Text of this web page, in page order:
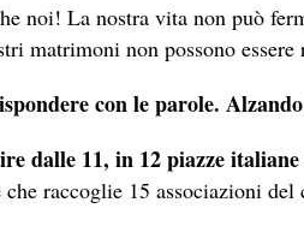
noi! La nostra vita non può
matrimoni non possono
con le parole.
dalle 11, in 12 piazze
raccoglie 15 associazioni